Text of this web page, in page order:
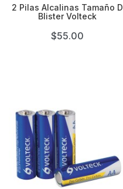
2 Pilas Alcalinas Tamaño D
Blister Volteck
$55.00